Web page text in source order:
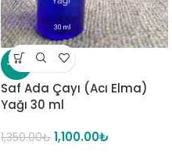
-19%
Saf Ada Çayı (Acı Elma)
Yağı 30 ml
1,350.00₺ 1,100.00₺